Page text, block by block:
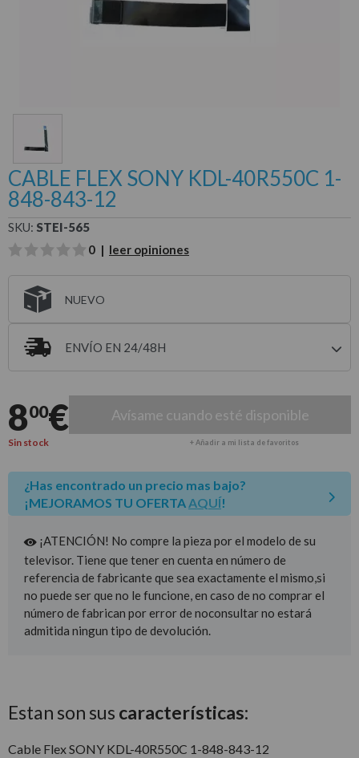
CABLE FLEX SONY KDL-40R550C 1-
848-843-12
SKU: STEI-565
0 | leer opiniones
NUEVO
ENVÍO EN 24/48H
800€ Avísame cuando esté disponible
Sin stock + Añadir a mi lista de favoritos
¿Has encontrado un precio mas bajo?
¡MEJORAMOS TU OFERTA AQUÍ!
¡ATENCIÓN! No compre la pieza por el modelo de su
televisor. Tiene que tener en cuenta en número de
referencia de fabricante que sea exactamente el mismo,si
no puede ser que no le funcione, en caso de no comprar el
número de fabrican por error de noconsultar no estará
admitida ningun tipo de devolución.
Estan son sus características:
Cable Flex SONY KDL-40R550C 1-848-843-12